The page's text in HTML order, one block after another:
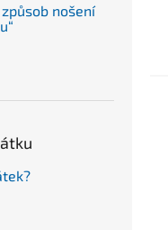
nošení